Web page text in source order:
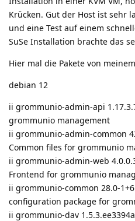
Krücken. Gut der Host ist sehr
und eine Test auf einem
SuSe Installation brachte das
Hier mal die Pakete von
debian 12
ii grommunio-admin-api
grommunio management
ii grommunio-admin-common
Common files for grommunio
ii grommunio-admin-web
Frontend for grommunio
ii grommunio-common 28.0-
configuration package for
ii grommunio-dav